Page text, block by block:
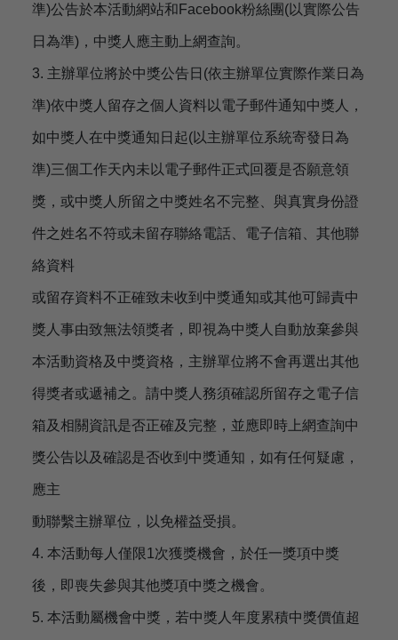
準)公告於本活動網站和Facebook粉絲團(以實際公告
日為準)，中獎人應主動上網查詢。
3. 主辦單位將於中獎公告日(依主辦單位實際作業日為
準)依中獎人留存之個人資料以電子郵件通知中獎人，
如中獎人在中獎通知日起(以主辦單位系統寄發日為
準)三個工作天內未以電子郵件正式回覆是否願意領
獎，或中獎人所留之中獎姓名不完整、與真實身份證
件之姓名不符或未留存聯絡電話、電子信箱、其他聯
絡資料
或留存資料不正確致未收到中獎通知或其他可歸責中
獎人事由致無法領獎者，即視為中獎人自動放棄參與
本活動資格及中獎資格，主辦單位將不會再選出其他
得獎者或遞補之。請中獎人務須確認所留存之電子信
箱及相關資訊是否正確及完整，並應即時上網查詢中
獎公告以及確認是否收到中獎通知，如有任何疑慮，
應主
動聯繫主辦單位，以免權益受損。
4. 本活動每人僅限1次獲獎機會，於任一獎項中獎
後，即喪失參與其他獎項中獎之機會。
5. 本活動屬機會中獎，若中獎人年度累積中獎價值超